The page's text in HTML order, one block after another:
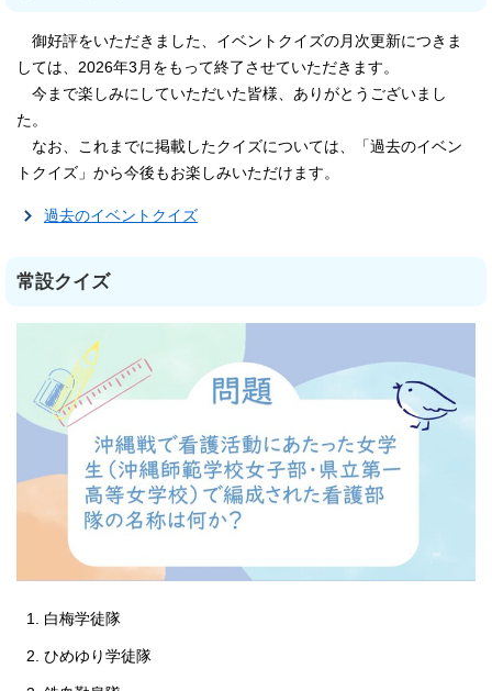
御好評をいただきました、イベントクイズの月次更新につきま
しては、2026年3月をもって終了させていただきます。
今まで楽しみにしていただいた皆様、ありがとうございまし
た。
なお、これまでに掲載したクイズについては、「過去のイベン
トクイズ」から今後もお楽しみいただけます。
過去のイベントクイズ
常設クイズ
白梅学徒隊
ひめゆり学徒隊